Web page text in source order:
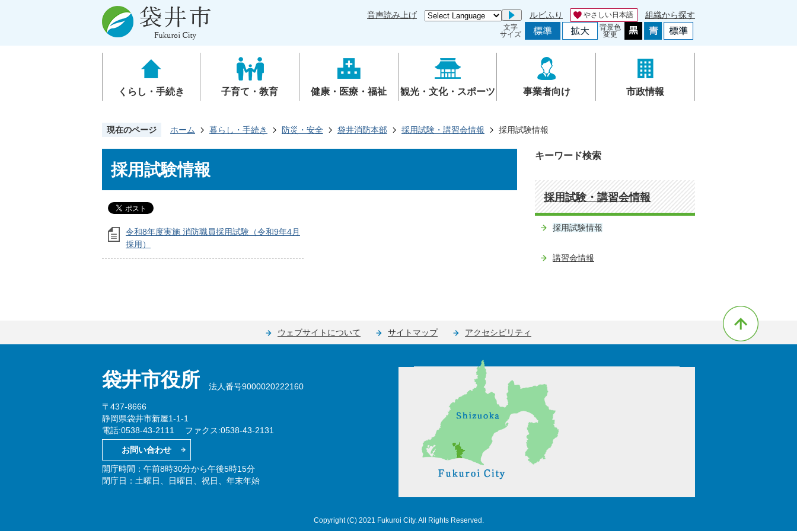
音声読み上げ Go ルビふり やさしい日本語 組織から探す
文字
サイズ
背景色
変更
くらし・手続き 子育て・教育 健康・医療・福祉 観光・文化・スポーツ 事業者向け 市政情報
現在のページ ホーム 暮らし・手続き 防災・安全 袋井消防本部 採用試験・講習会情報 採用試験情報
採用試験情報
令和8年度実施 消防職員採用試験（令和9年4月
採用）
キーワード検索
採用試験・講習会情報
採用試験情報
講習会情報
ウェブサイトについて サイトマップ アクセシビリティ
袋井市役所 法人番号9000020222160
〒437-8666
静岡県袋井市新屋1-1-1
電話:0538-43-2111 ファクス:0538-43-2131
お問い合わせ
開庁時間：午前8時30分から午後5時15分
閉庁日：土曜日、日曜日、祝日、年末年始
Copyright (C) 2021 Fukuroi City. All Rights Reserved.